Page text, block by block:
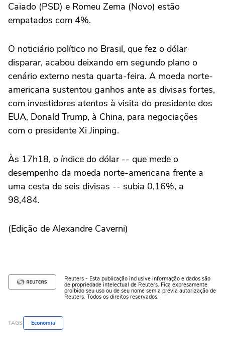
Caiado (PSD) e Romeu Zema (Novo) estão
empatados com 4%.
O noticiário político no Brasil, que fez o dólar
disparar, acabou deixando em segundo plano o
cenário externo nesta quarta-feira. A moeda norte-
americana sustentou ganhos ante as divisas fortes,
com investidores atentos à visita do presidente dos
EUA, Donald Trump, à China, para negociações
com o presidente Xi Jinping.
Às 17h18, o índice do dólar -- que mede o
desempenho da moeda norte-americana frente a
uma cesta de seis divisas -- subia 0,16%, a
98,484.
(Edição de Alexandre Caverni)
Reuters - Esta publicação inclusive informação e dados são
de propriedade intelectual de Reuters. Fica expresamente
proibido seu uso ou de seu nome sem a prévia autorização de
Reuters. Todos os direitos reservados.
TAGS Economia